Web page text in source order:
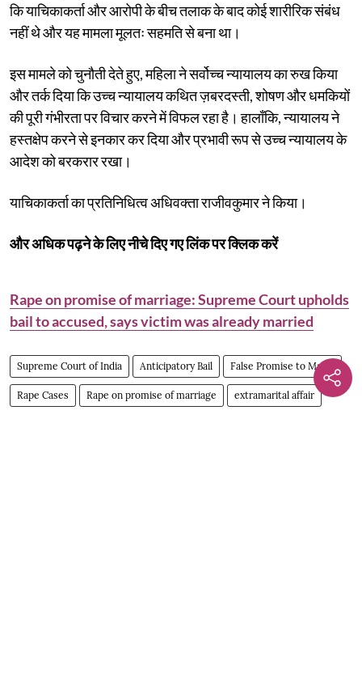
कि याचिकाकर्ता और आरोपी के बीच तलाक के बाद कोई शारीरिक संबंध
नहीं थे और यह मामला मूलतः सहमति से बना था।
इस मामले को चुनौती देते हुए, महिला ने सर्वोच्च न्यायालय का रुख किया
और तर्क दिया कि उच्च न्यायालय कथित ज़बरदस्ती, शोषण और धमकियों
की पूरी गंभीरता पर विचार करने में विफल रहा है। हालाँकि, न्यायालय ने
हस्तक्षेप करने से इनकार कर दिया और प्रभावी रूप से उच्च न्यायालय के
आदेश को बरकरार रखा।
याचिकाकर्ता का प्रतिनिधित्व अधिवक्ता राजीवकुमार ने किया।
और अधिक पढ़ने के लिए नीचे दिए गए लिंक पर क्लिक करें
Rape on promise of marriage: Supreme Court upholds
bail to accused, says victim was already married
Supreme Court of India Anticipatory Bail False Promise to Marry
Rape Cases Rape on promise of marriage extramarital affair